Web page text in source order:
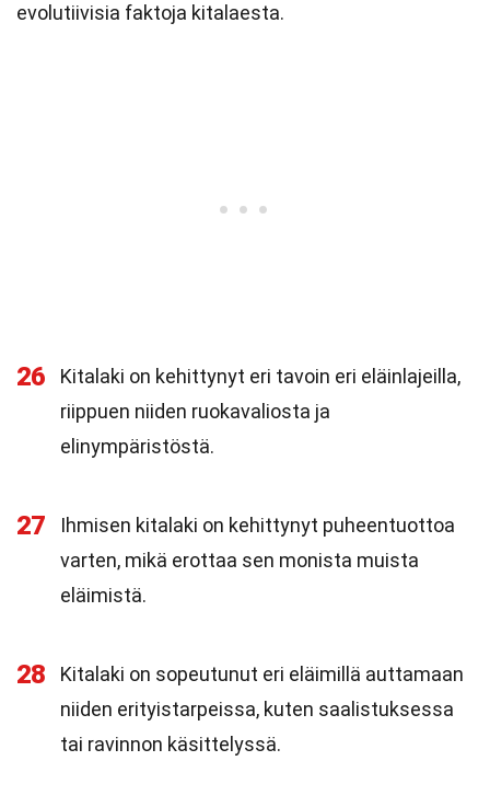
evolutiivisia faktoja kitalaesta.
26
Kitalaki on kehittynyt eri tavoin eri eläinlajeilla,
riippuen niiden ruokavaliosta ja
elinympäristöstä.
27
Ihmisen kitalaki on kehittynyt puheentuottoa
varten, mikä erottaa sen monista muista
eläimistä.
28
Kitalaki on sopeutunut eri eläimillä auttamaan
niiden erityistarpeissa, kuten saalistuksessa
tai ravinnon käsittelyssä.